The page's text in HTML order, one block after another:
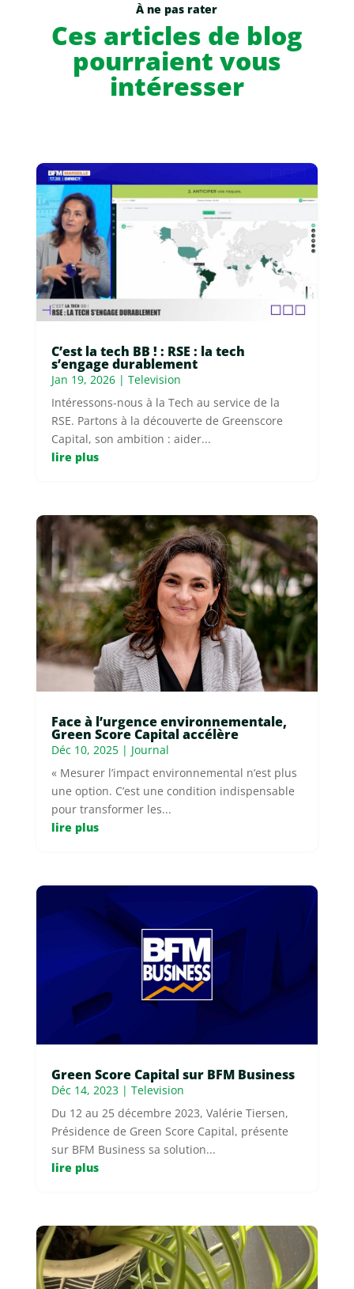
À ne pas rater
Ces articles de blog
pourraient vous
intéresser
C’est la tech BB ! : RSE : la tech
s’engage durablement
Jan 19, 2026| Television
Intéressons-nous à la Tech au service de la
RSE. Partons à la découverte de Greenscore
Capital, son ambition : aider...
lire plus
Face à l’urgence environnementale,
Green Score Capital accélère
Déc 10, 2025| Journal
« Mesurer l’impact environnemental n’est plus
une option. C’est une condition indispensable
pour transformer les...
lire plus
Green Score Capital sur BFM Business
Déc 14, 2023| Television
Du 12 au 25 décembre 2023, Valérie Tiersen,
Présidence de Green Score Capital, présente
sur BFM Business sa solution...
lire plus